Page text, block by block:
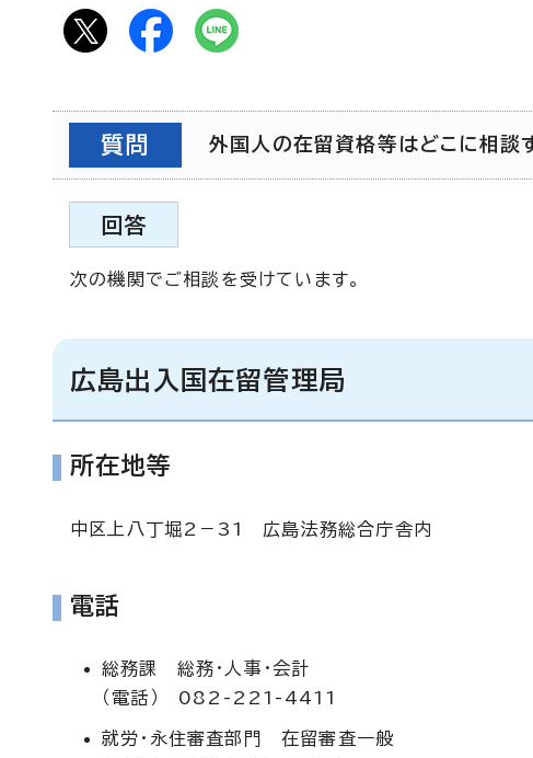
質問 外国人の在留資格等はどこに相
回答
次の機関でご相談を受けています。
広島出入国在留管理局
所在地等
中区上八丁堀2－31 広島法務総合庁舎内
電話
総務課 総務・人事・会計
（電話） 082-221-4411
就労・永住審査部門 在留審査一般